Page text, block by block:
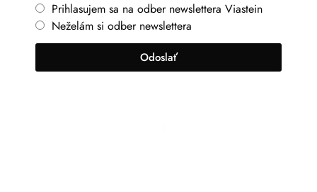
Prihlasujem sa na odber newslettera Viastein
Neželám si odber newslettera
Odoslať